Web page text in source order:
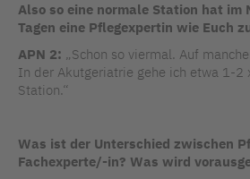
Also so eine normale Station hat im
Tagen eine Pflegexpertin wie Euch
APN 2: „Schon so viermal. Auf
In der Akutgeriatrie gehe ich etwa 1-2
Station.“
Was ist der Unterschied zwischen
Fachexperte/-in? Was wird